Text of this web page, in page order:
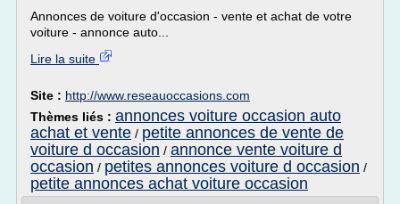
Annonces de voiture d'occasion - vente et achat de votre
voiture - annonce auto...
Lire la suite
Site : http://www.reseauoccasions.com
Thèmes liés : annonces voiture occasion auto
achat et vente / petite annonces de vente de
voiture d occasion / annonce vente voiture d
occasion / petites annonces voiture d occasion /
petite annonces achat voiture occasion